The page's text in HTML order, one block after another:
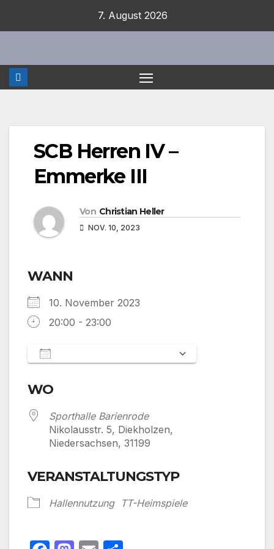
7. August 2026
SCB Herren IV –
Emmerke III
Von Christian Heller
NOV. 10, 2023
WANN
10. November 2023
20:00 - 23:00
WO
Sporthalle Barienrode
Nikolausstr. 5, Diekholzen,
Niedersachsen, 31199
VERANSTALTUNGSTYP
Hallennutzung TT-Heimspiele